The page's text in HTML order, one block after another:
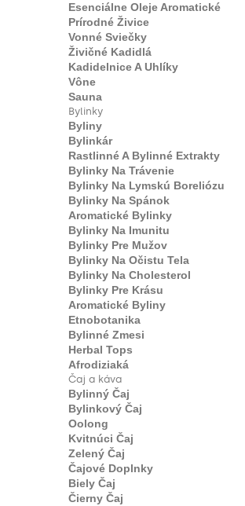
Esenciálne Oleje Aromatické
Prírodné Živice
Vonné Sviečky
Živičné Kadidlá
Kadidelnice A Uhlíky
Vône
Sauna
Bylinky
Byliny
Bylinkár
Rastlinné A Bylinné Extrakty
Bylinky Na Trávenie
Bylinky Na Lymskú Boreliózu
Bylinky Na Spánok
Aromatické Bylinky
Bylinky Na Imunitu
Bylinky Pre Mužov
Bylinky Na Očistu Tela
Bylinky Na Cholesterol
Bylinky Pre Krásu
Aromatické Byliny
Etnobotanika
Bylinné Zmesi
Herbal Tops
Afrodiziaká
Čaj a káva
Bylinný Čaj
Bylinkový Čaj
Oolong
Kvitnúci Čaj
Zelený Čaj
Čajové Doplnky
Biely Čaj
Čierny Čaj